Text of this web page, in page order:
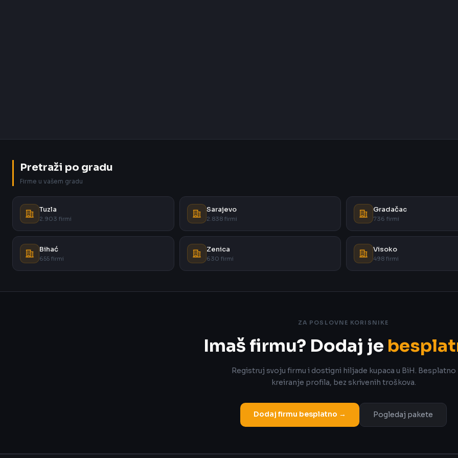
Pretraži po gradu
Firme u vašem gradu
Tuzla
2.903 firmi
Sarajevo
2.838 firmi
Gradačac
736 firmi
Bihać
655 firmi
Zenica
630 firmi
Visoko
498 firmi
ZA POSLOVNE KORISNIKE
Imaš firmu? Dodaj je
Registruj svoju firmu i dostigni hiljade kupaca u BiH. Besplatno
kreiranje profila, bez skrivenih troškova.
Dodaj firmu besplatno → Pogledaj pakete